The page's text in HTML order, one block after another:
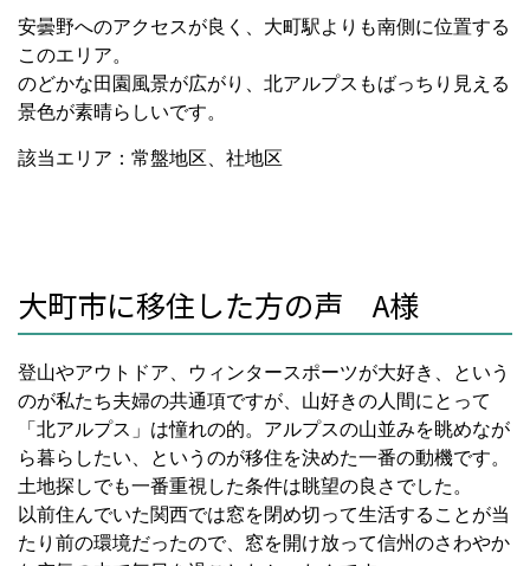
安曇野へのアクセスが良く、大町駅よりも南側に位置する
このエリア。
のどかな田園風景が広がり、北アルプスもばっちり見える
景色が素晴らしいです。
該当エリア：常盤地区、社地区
大町市に移住した方の声 A様
登山やアウトドア、ウィンタースポーツが大好き、という
のが私たち夫婦の共通項ですが、山好きの人間にとって
「北アルプス」は憧れの的。アルプスの山並みを眺めなが
ら暮らしたい、というのが移住を決めた一番の動機です。
土地探しでも一番重視した条件は眺望の良さでした。
以前住んでいた関西では窓を閉め切って生活することが当
たり前の環境だったので、窓を開け放って信州のさわやか